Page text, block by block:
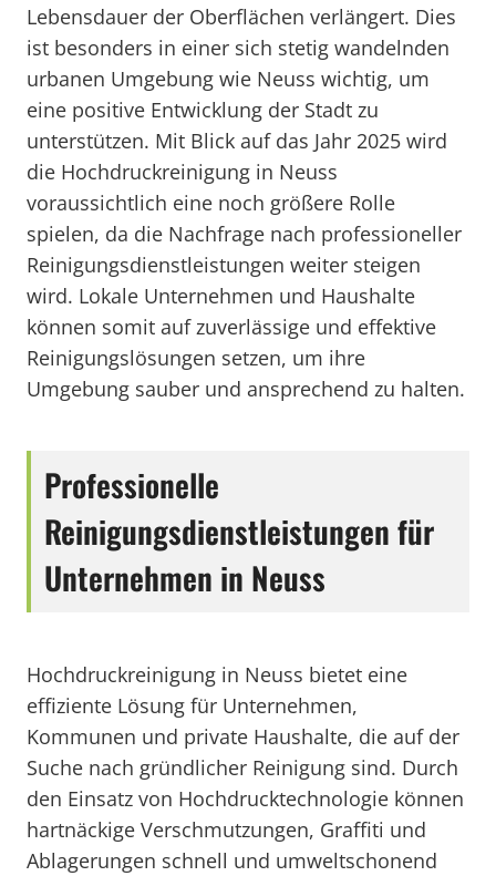
Lebensdauer der Oberflächen verlängert. Dies
ist besonders in einer sich stetig wandelnden
urbanen Umgebung wie Neuss wichtig, um
eine positive Entwicklung der Stadt zu
unterstützen. Mit Blick auf das Jahr 2025 wird
die Hochdruckreinigung in Neuss
voraussichtlich eine noch größere Rolle
spielen, da die Nachfrage nach professioneller
Reinigungsdienstleistungen weiter steigen
wird. Lokale Unternehmen und Haushalte
können somit auf zuverlässige und effektive
Reinigungslösungen setzen, um ihre
Umgebung sauber und ansprechend zu halten.
Professionelle
Reinigungsdienstleistungen für
Unternehmen in Neuss
Hochdruckreinigung in Neuss bietet eine
effiziente Lösung für Unternehmen,
Kommunen und private Haushalte, die auf der
Suche nach gründlicher Reinigung sind. Durch
den Einsatz von Hochdrucktechnologie können
hartnäckige Verschmutzungen, Graffiti und
Ablagerungen schnell und umweltschonend